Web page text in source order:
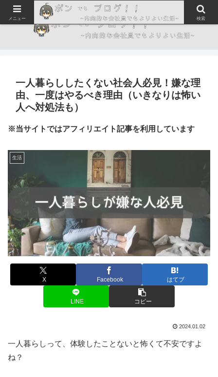
一人暮らししたくない社会人必見！嫌な理
由、一度はやるべき理由（いきなりは怖い
人へ対処法も）
※当サイトではアフィリエイト記事を利用しています
生活
X Facebook はてブ
LINE コピー
2024.01.02
一人暮らしって、体験したことないと怖くて不安ですよ
ね？
メニュー 検索